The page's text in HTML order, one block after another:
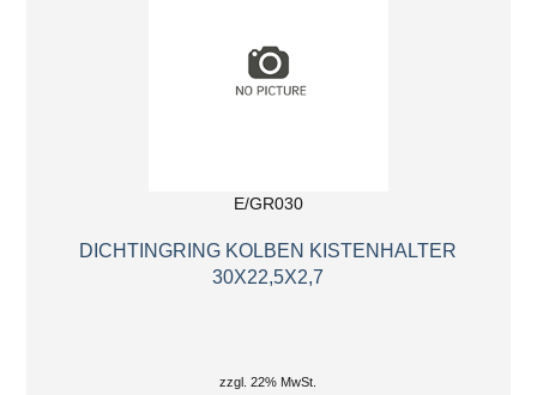
E/GR030
DICHTINGRING KOLBEN KISTENHALTER
30X22,5X2,7
zzgl. 22% MwSt.